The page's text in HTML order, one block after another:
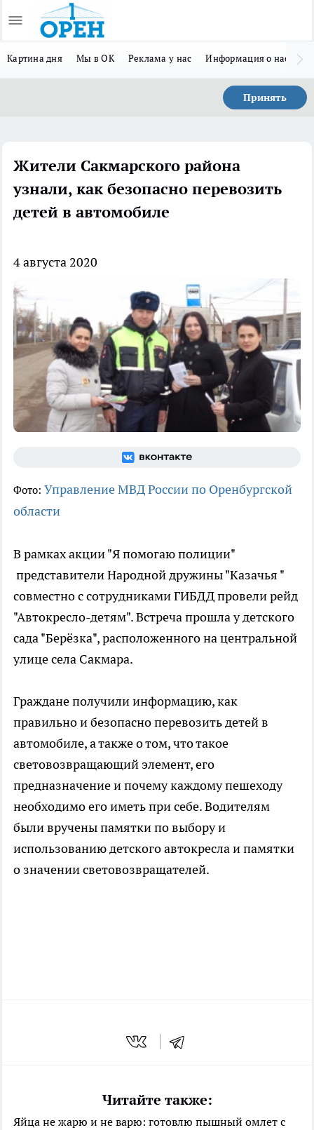
Картина дня Мы в ОК Реклама у нас Информация о нас
Принять
Жители Сакмарского района
узнали, как безопасно перевозить
детей в автомобиле
4 августа 2020
Фото: Управление МВД России по Оренбургской
области
В рамках акции "Я помогаю полиции"
представители Народной дружины "Казачья "
совместно с сотрудниками ГИБДД провели рейд
"Автокресло-детям". Встреча прошла у детского
сада "Берёзка", расположенного на центральной
улице села Сакмара.
Граждане получили информацию, как
правильно и безопасно перевозить детей в
автомобиле, а также о том, что такое
световозвращающий элемент, его
предназначение и почему каждому пешеходу
необходимо его иметь при себе. Водителям
были вручены памятки по выбору и
использованию детского автокресла и памятки
о значении световозвращателей.
Читайте также:
Яйца не жарю и не варю: готовлю пышный омлет с